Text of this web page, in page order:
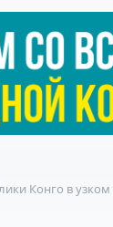
Конго в узком